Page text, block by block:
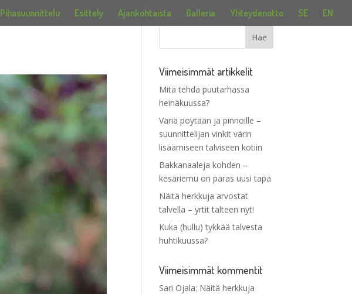
Pihasuunnittelu Esittely Ajankohtaista Galleria Yhteydenotto SE EN
Viimeisimmät artikkelit
Mitä tehdä puutarhassa
heinäkuussa?
Väriä pöytään ja pinnoille –
suunnittelijan vinkit värin
lisäämiseen talviseen kotiin
Bakkanaaleja kohden –
kesäriemu on paras uusi tapa
Näitä herkkuja arvostat
talvella – yrtit talteen nyt!
Kuka (hullu) tykkää talvesta
huhtikuussa?
Viimeisimmät kommentit
Sari Ojala: Näitä herkkuja